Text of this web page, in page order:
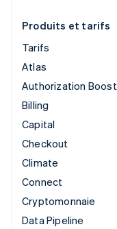
Produits et tarifs
Tarifs
Atlas
Authorization Boost
Billing
Capital
Checkout
Climate
Connect
Cryptomonnaie
Data Pipeline